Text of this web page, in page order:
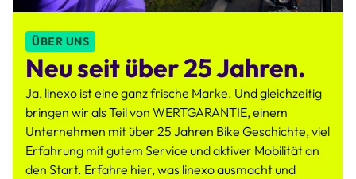
ÜBER UNS
Neu seit über 25 Jahren.
Ja, linexo ist eine ganz frische Marke. Und gleichzeitig
bringen wir als Teil von WERTGARANTIE, einem
Unternehmen mit über 25 Jahren Bike Geschichte, viel
Erfahrung mit gutem Service und aktiver Mobilität an
den Start. Erfahre hier, was linexo ausmacht und